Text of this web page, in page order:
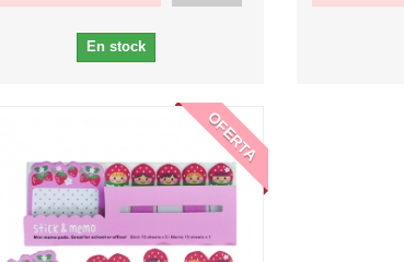
En stock
OFERTA